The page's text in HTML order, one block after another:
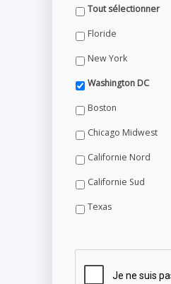
Tout sélectionner
Floride
New York
Washington DC
Boston
Chicago Midwest
Californie Nord
Californie Sud
Texas